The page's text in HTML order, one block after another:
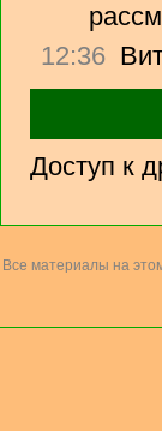
12:36
Доступ к
Все материалы на